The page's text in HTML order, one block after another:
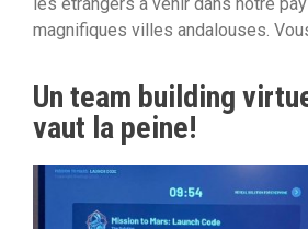
magnifiques villes andalouses.
Un team building
vaut la peine!